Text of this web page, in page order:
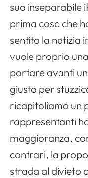
suo inseparabile
prima cosa che
sentito la notizia
vuole proprio
portare avanti
giusto per
ricapitoliamo un
rappresentanti
maggioranza,
contrari, la
strada al divieto